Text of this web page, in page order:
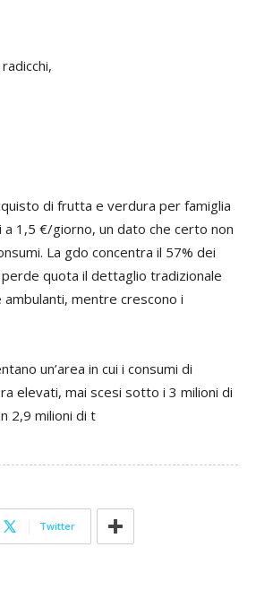
di frutta e verdura per famiglia
1,5 €/giorno, un dato che certo non
La gdo concentra il 57% dei
quota il dettaglio tradizionale
ambulanti, mentre crescono i
un’area in cui i consumi di
elevati, mai scesi sotto i 3 milioni di
2,9 milioni di t
Twitter